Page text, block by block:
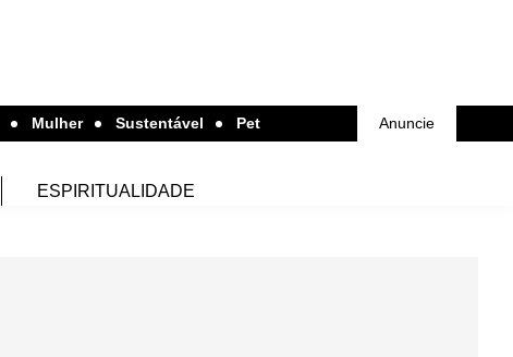
Mulher Sustentável Pet Anuncie
ESPIRITUALIDADE